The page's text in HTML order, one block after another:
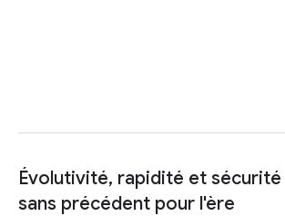
Évolutivité, rapidité et sécurité
sans précédent pour l'ère